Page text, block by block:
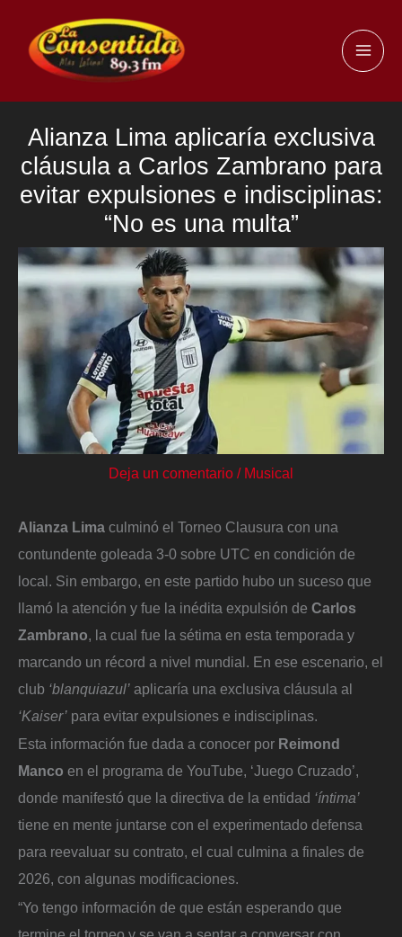
contenido
Alianza Lima aplicaría exclusiva
cláusula a Carlos Zambrano para
evitar expulsiones e indisciplinas:
“No es una multa”
Deja un comentario / Musical
Alianza Lima culminó el Torneo Clausura con una
contundente goleada 3-0 sobre UTC en condición de
local. Sin embargo, en este partido hubo un suceso que
llamó la atención y fue la inédita expulsión de Carlos
Zambrano, la cual fue la sétima en esta temporada y
marcando un récord a nivel mundial. En ese escenario, el
club ‘blanquiazul’ aplicaría una exclusiva cláusula al
‘Kaiser’ para evitar expulsiones e indisciplinas.
Esta información fue dada a conocer por Reimond
Manco en el programa de YouTube, ‘Juego Cruzado’,
donde manifestó que la directiva de la entidad ‘íntima’
tiene en mente juntarse con el experimentado defensa
para reevaluar su contrato, el cual culmina a finales de
2026, con algunas modificaciones.
“Yo tengo información de que están esperando que